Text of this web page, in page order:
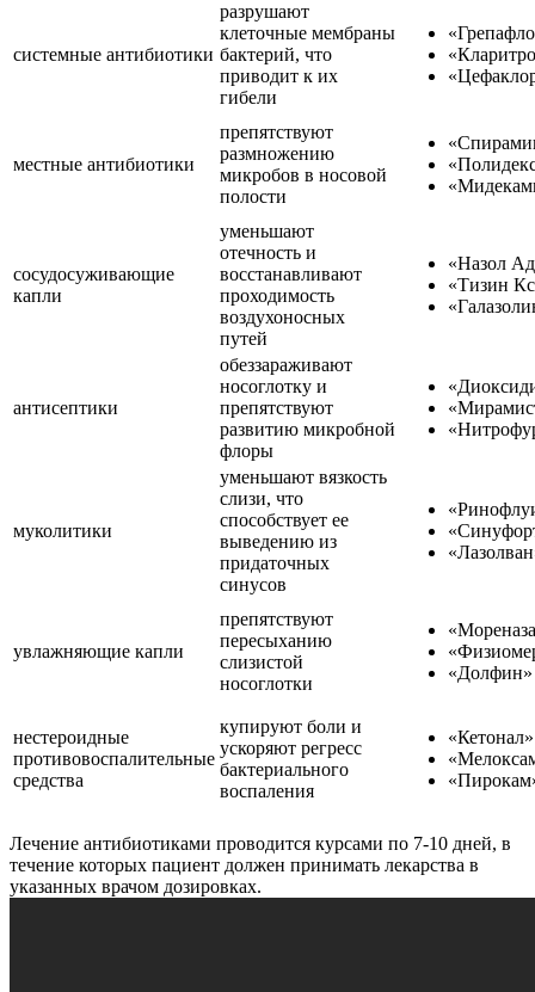
системные антибиотики
разрушают
клеточные мембраны
бактерий, что
приводит к их
гибели
местные антибиотики
препятствуют
размножению
микробов в носовой
полости
сосудосуживающие
капли
уменьшают
отечность и
восстанавливают
проходимость
воздухоносных
путей
«Назол
«Тизин
антисептики
обеззараживают
носоглотку и
препятствуют
развитию микробной
флоры
муколитики
уменьшают вязкость
слизи, что
способствует ее
выведению из
придаточных
синусов
увлажняющие капли
препятствуют
пересыханию
слизистой
носоглотки
«Долфин»
нестероидные
противовоспалительные
средства
купируют боли и
ускоряют регресс
бактериального
воспаления
«Кетонал»
Лечение антибиотиками проводится курсами по 7-10 дней, в
течение которых пациент должен принимать лекарства в
указанных врачом дозировках.